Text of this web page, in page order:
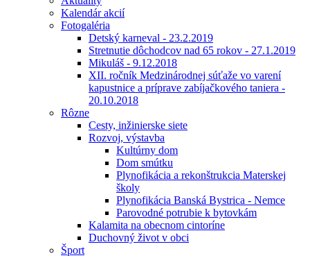
Kalendár akcií
Fotogaléria
Detský karneval - 23.2.2019
Stretnutie dôchodcov nad 65 rokov - 27.1.2019
Mikuláš - 9.12.2018
XII. ročník Medzinárodnej súťaže vo varení
kapustnice a príprave zabíjačkového taniera -
20.10.2018
Rôzne
Cesty, inžinierske siete
Rozvoj, výstavba
Kultúrny dom
Dom smútku
Plynofikácia a rekonštrukcia Materskej
školy
Plynofikácia Banská Bystrica - Nemce
Parovodné potrubie k bytovkám
Kalamita na obecnom cintoríne
Duchovný život v obci
Šport